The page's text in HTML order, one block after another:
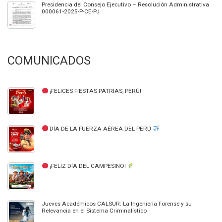
Presidencia del Consejo Ejecutivo – Resolución Administrativa
000061-2025-P-CE-PJ
COMUNICADOS
¡FELICES FIESTAS PATRIAS, PERÚ!
DÍA DE LA FUERZA AÉREA DEL PERÚ
¡FELIZ DÍA DEL CAMPESINO!
Jueves Académicos CALSUR: La Ingeniería Forense y su
Relevancia en el Sistema Criminalístico